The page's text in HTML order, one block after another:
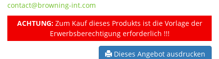
contact@browning-int.com
ACHTUNG:Zum Kauf dieses Produkts ist die Vorlage der
Erwerbsberechtigung erforderlich !!!
Dieses Angebot ausdrucken